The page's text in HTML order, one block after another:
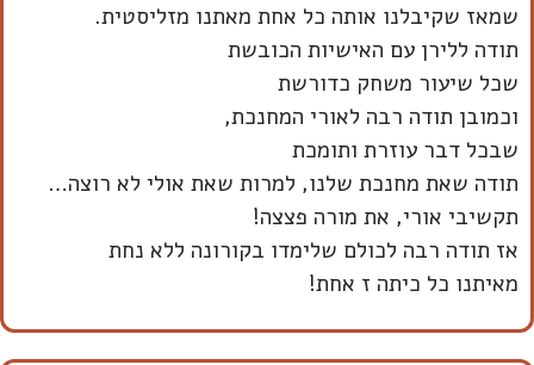
שמאז שקיבלנו אותה כל אחת מאתנו מזליסטית.
תודה ללירן עם האישיות הכובשת
שכל שיעור משחק כדורשת
וכמובן תודה רבה לאורי המחנכת,
שבכל דבר עוזרת ותומכת
תודה שאת מחנכת שלנו, למרות שאת אולי לא רוצה…
תקשיבי אורי, את מורה פצצה!
אז תודה רבה לכולם שלימדו בקורונה ללא נחת
מאיתנו כל כיתה ז אחת!